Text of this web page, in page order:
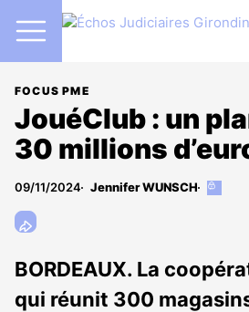
FOCUS PME
JouéClub : un
30 millions
09/11/2024 Jennifer WUNSCH
Cet
aux
BORDEAUX. La
qui réunit 300